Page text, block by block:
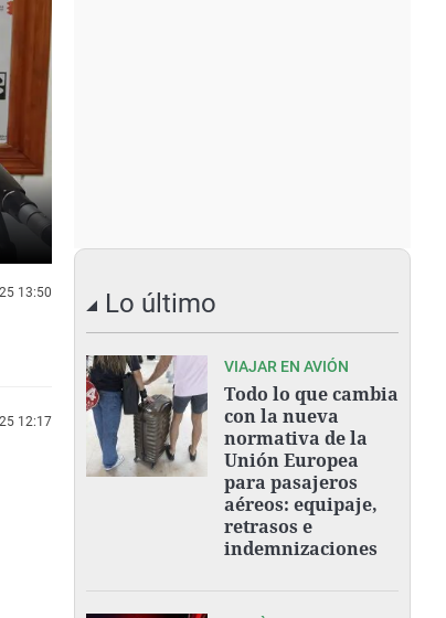
13:50
12:17
Lo último
VIAJAR EN AVIÓN
Todo lo que cambia
con la nueva
normativa de la
Unión Europea
para pasajeros
aéreos: equipaje,
retrasos e
indemnizaciones